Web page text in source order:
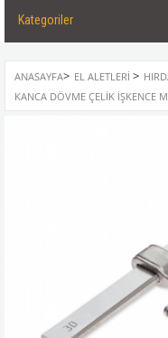
Kategoriler
ANASAYFA> EL ALETLERI >
KANCA DÖVME ÇELIK İŞKENCE